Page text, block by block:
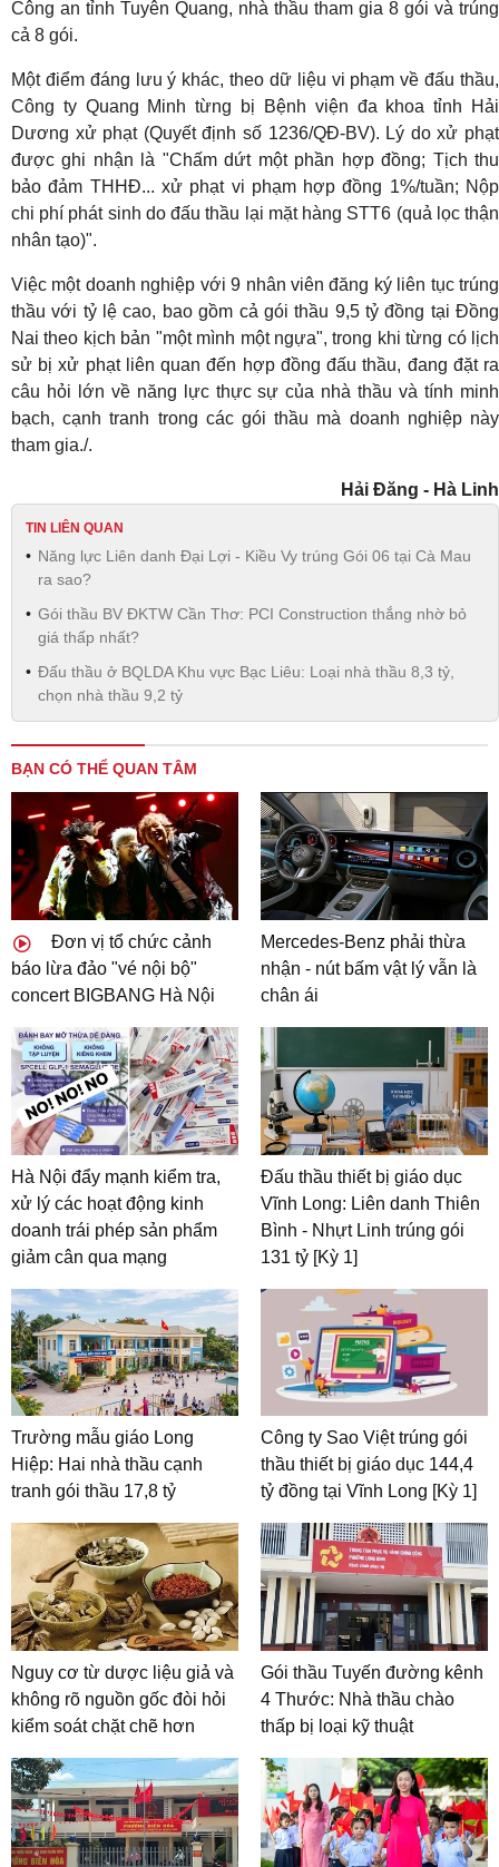
Công an tỉnh Tuyên Quang, nhà thầu tham gia 8 gói và trúng
cả 8 gói.
Một điểm đáng lưu ý khác, theo dữ liệu vi phạm về đấu thầu,
Công ty Quang Minh từng bị Bệnh viện đa khoa tỉnh Hải
Dương xử phạt (Quyết định số 1236/QĐ-BV). Lý do xử phạt
được ghi nhận là "Chấm dứt một phần hợp đồng; Tịch thu
bảo đảm THHĐ... xử phạt vi phạm hợp đồng 1%/tuần; Nộp
chi phí phát sinh do đấu thầu lại mặt hàng STT6 (quả lọc thận
nhân tạo)".
Việc một doanh nghiệp với 9 nhân viên đăng ký liên tục trúng
thầu với tỷ lệ cao, bao gồm cả gói thầu 9,5 tỷ đồng tại Đồng
Nai theo kịch bản "một mình một ngựa", trong khi từng có lịch
sử bị xử phạt liên quan đến hợp đồng đấu thầu, đang đặt ra
câu hỏi lớn về năng lực thực sự của nhà thầu và tính minh
bạch, cạnh tranh trong các gói thầu mà doanh nghiệp này
tham gia./.
Hải Đăng - Hà Linh
TIN LIÊN QUAN
Năng lực Liên danh Đại Lợi - Kiều Vy trúng Gói 06 tại Cà Mau
ra sao?
Gói thầu BV ĐKTW Cần Thơ: PCI Construction thắng nhờ bỏ
giá thấp nhất?
Đấu thầu ở BQLDA Khu vực Bạc Liêu: Loại nhà thầu 8,3 tỷ,
chọn nhà thầu 9,2 tỷ
BẠN CÓ THỂ QUAN TÂM
Đơn vị tổ chức cảnh
báo lừa đảo "vé nội bộ"
concert BIGBANG Hà Nội
Mercedes-Benz phải thừa
nhận - nút bấm vật lý vẫn là
chân ái
Hà Nội đẩy mạnh kiểm tra,
xử lý các hoạt động kinh
doanh trái phép sản phẩm
giảm cân qua mạng
Đấu thầu thiết bị giáo dục
Vĩnh Long: Liên danh Thiên
Bình - Nhựt Linh trúng gói
131 tỷ [Kỳ 1]
Trường mẫu giáo Long
Hiệp: Hai nhà thầu cạnh
tranh gói thầu 17,8 tỷ
Công ty Sao Việt trúng gói
thầu thiết bị giáo dục 144,4
tỷ đồng tại Vĩnh Long [Kỳ 1]
Nguy cơ từ dược liệu giả và
không rõ nguồn gốc đòi hỏi
kiểm soát chặt chẽ hơn
Gói thầu Tuyến đường kênh
4 Thước: Nhà thầu chào
thấp bị loại kỹ thuật